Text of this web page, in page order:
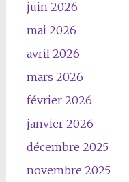
juin 2026
mai 2026
avril 2026
mars 2026
février 2026
janvier 2026
décembre 2025
novembre 2025